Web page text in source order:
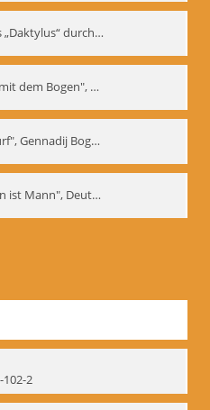
Demonstration des „Daktylus“ durch Gennadij Nikolajewitsch Bogdanow, Berlin 1991
Etüde "Der Schuss mit dem Bogen", Gennadij Bogdanow
Etüde "Der Steinwurf", Gennadij Bogdanow
Inszenierung "Mann ist Mann", Deutsches Theater Berlin, 1997
2